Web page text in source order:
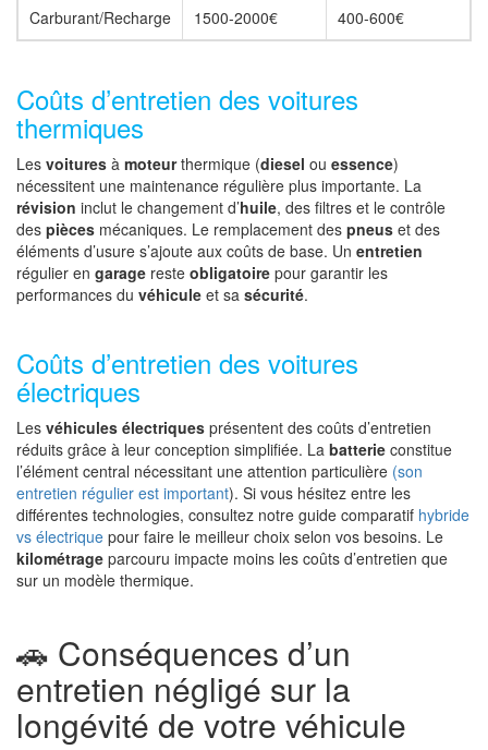
Carburant/Recharge 1500-2000€ 400-600€
Coûts d’entretien des voitures
thermiques
Les voitures à moteurthermique (diesel ou essence)
nécessitent une maintenance régulière plus importante. La
révision inclut le changement d’huile, des filtres et le contrôle
des pièces mécaniques. Le remplacement des pneus et des
éléments d’usure s’ajoute aux coûts de base. Un entretien
régulier en garage reste obligatoire pour garantir les
performances du véhicule et sa sécurité.
Coûts d’entretien des voitures
électriques
Les véhicules électriques présentent des coûts d’entretien
réduits grâce à leur conception simplifiée. La batterie constitue
l’élément central nécessitant une attention particulière (son
entretien régulier est important). Si vous hésitez entre les
différentes technologies, consultez notre guide comparatif hybride
vs électrique pour faire le meilleur choix selon vos besoins. Le
kilométrage parcouru impacte moins les coûts d’entretien que
sur un modèle thermique.
🚗 Conséquences d’un
entretien négligé sur la
longévité de votre véhicule